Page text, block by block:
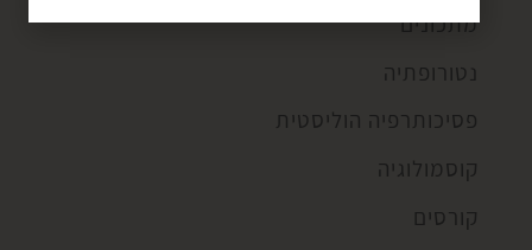
מתכונים
נטורופתיה
פסיכותרפיה הוליסטית
קוסמולוגיה
קורסים